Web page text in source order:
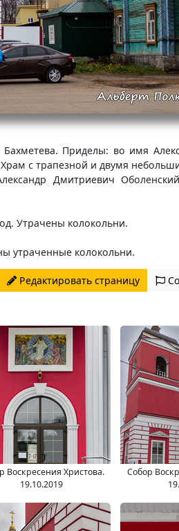
Приделы: во имя
с трапезной и двумя
Дмитриевич
Утрачены колокольни.
утраченные колокольни.
Редактировать страницу
Воскресения Христова.
19.10.2019
Собор